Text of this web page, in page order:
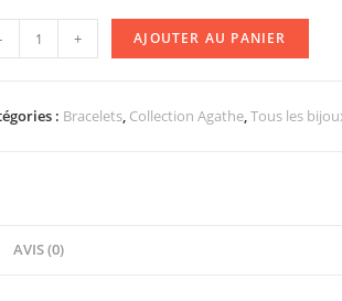
quantité
de
AGATHE
+ AJOUTER AU PANIER
: Bracelets, Collection Agathe,Tous les
AVIS (0)